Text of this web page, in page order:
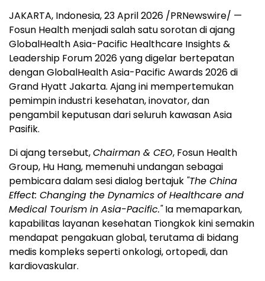
JAKARTA, Indonesia,23 April 2026 /PRNewswire/ —
Fosun Health menjadi salah satu sorotan di ajang
GlobalHealth Asia-Pacific Healthcare Insights &
Leadership Forum 2026 yang digelar bertepatan
dengan GlobalHealth Asia-Pacific Awards 2026 di
Grand Hyatt Jakarta. Ajang ini mempertemukan
pemimpin industri kesehatan, inovator, dan
pengambil keputusan dari seluruh kawasan Asia
Pasifik.
Di ajang tersebut,Chairman & CEO, Fosun Health
Group, Hu Hang, memenuhi undangan sebagai
pembicara dalam sesi dialog bertajuk "The China
Effect: Changing the Dynamics of Healthcare and
Medical Tourism in Asia-Pacific."Ia memaparkan,
kapabilitas layanan kesehatan Tiongkok kini semakin
mendapat pengakuan global, terutama di bidang
medis kompleks seperti onkologi, ortopedi, dan
kardiovaskular.